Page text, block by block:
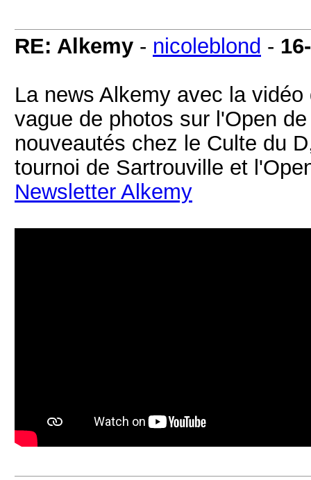
RE: Alkemy - nicoleblond -
La news Alkemy avec la
vague de photos sur l'Open
nouveautés chez le Culte du
tournoi de Sartrouville et
Newsletter Alkemy